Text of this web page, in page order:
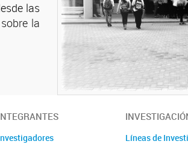
las
la
Líneas de